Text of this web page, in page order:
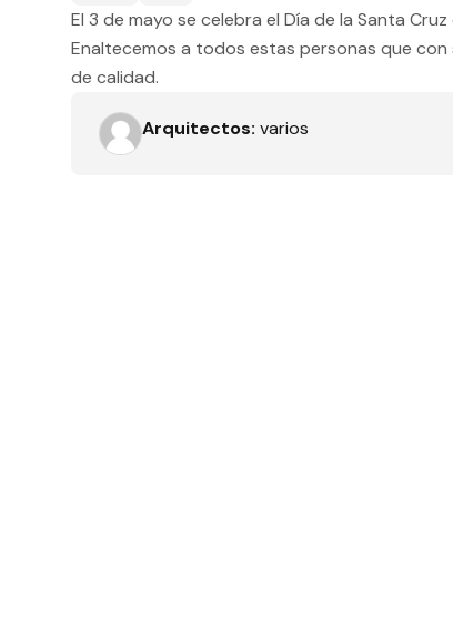
El 3 de mayo se celebra el Día de la Santa
Enaltecemos a todos estas personas que
de calidad.
Arquitectos: varios
Tipo de